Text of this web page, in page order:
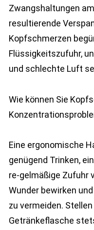
Zwangshaltungen
resultierende
Kopfschmerzen
Flüssigkeitszufuhr,
und schlechte Luft
Wie können Sie
Eine ergonomische
genügend Trinken,
re-gelmäßige Zufuhr
Wunder bewirken
zu vermeiden.
Getränkeflasche